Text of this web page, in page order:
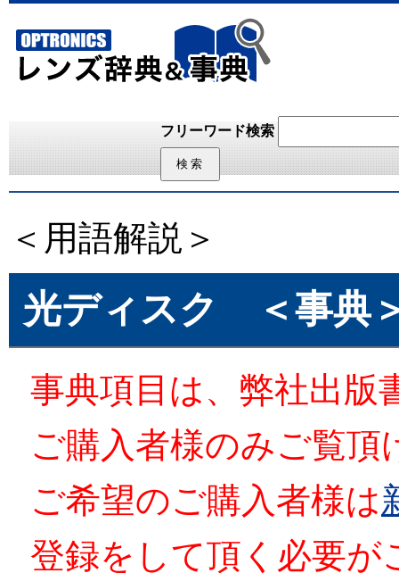
フリーワード検索
＜用語解説＞
光ディスク ＜事典
事典項目は、弊社出版
ご購入者様のみご覧頂
ご希望のご購入者様は
登録をして頂く必要が